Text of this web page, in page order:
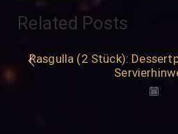
Related Posts
Rasgulla (2 Stück):